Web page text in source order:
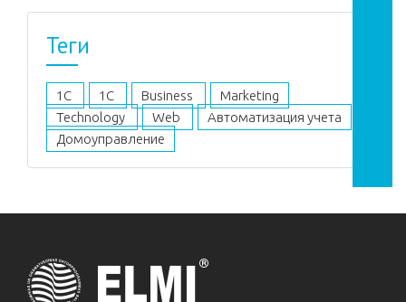
Теги
1C 1С Business
Marketing
Technology
Web
Автоматизация учета
Домоуправление